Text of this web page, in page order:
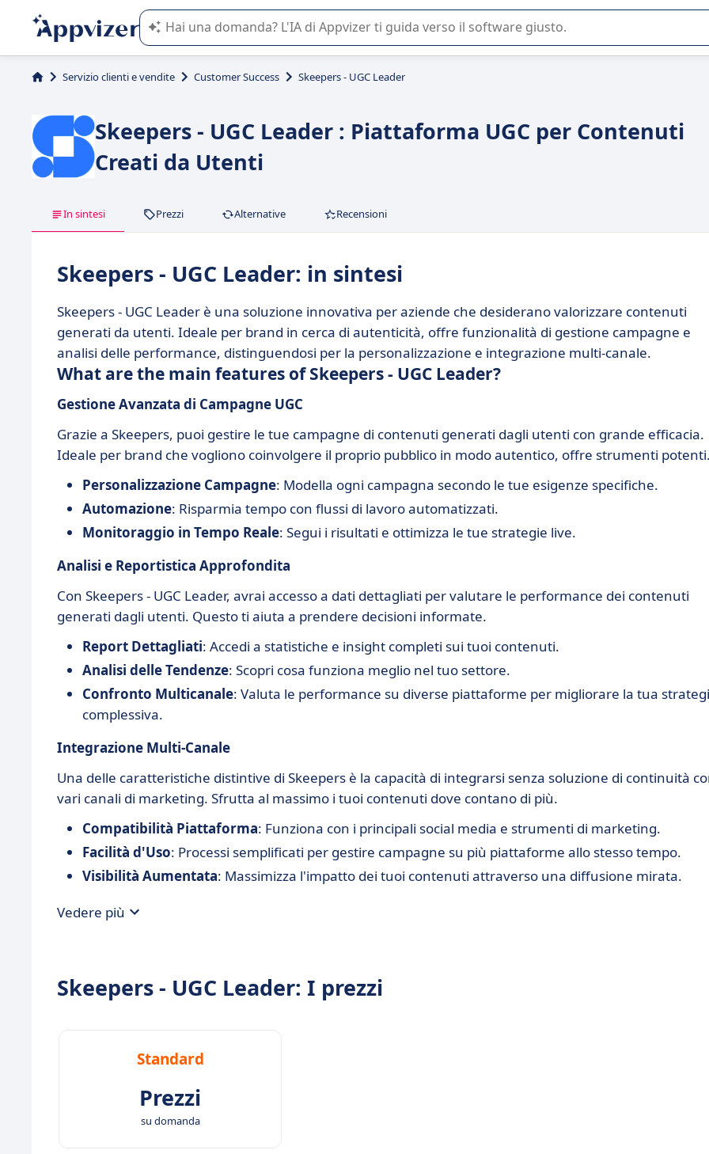
L'IA di Appvizer vi guida nell'utilizzo o nella scelta di un software SaaS per la vostra azienda.
Servizio clienti e vendite Customer Success Skeepers - UGC Leader
Skeepers - UGC Leader : Piattaforma UGC per Contenuti
Creati da Utenti
In sintesi Prezzi Alternative Recensioni
Skeepers - UGC Leader: in sintesi
Skeepers - UGC Leader è una soluzione innovativa per aziende che desiderano valorizzare contenuti
generati da utenti. Ideale per brand in cerca di autenticità, offre funzionalità di gestione campagne e
analisi delle performance, distinguendosi per la personalizzazione e integrazione multi-canale.
What are the main features of Skeepers - UGC Leader?
Gestione Avanzata di Campagne UGC
Grazie a Skeepers, puoi gestire le tue campagne di contenuti generati dagli utenti con grande efficacia.
Ideale per brand che vogliono coinvolgere il proprio pubblico in modo autentico, offre strumenti
Personalizzazione Campagne: Modella ogni campagna secondo le tue esigenze specifiche.
Automazione: Risparmia tempo con flussi di lavoro automatizzati.
Monitoraggio in Tempo Reale: Segui i risultati e ottimizza le tue strategie live.
Analisi e Reportistica Approfondita
Con Skeepers - UGC Leader, avrai accesso a dati dettagliati per valutare le performance dei contenuti
generati dagli utenti. Questo ti aiuta a prendere decisioni informate.
Report Dettagliati: Accedi a statistiche e insight completi sui tuoi contenuti.
Analisi delle Tendenze: Scopri cosa funziona meglio nel tuo settore.
Confronto Multicanale: Valuta le performance su diverse piattaforme per migliorare la tua
complessiva.
Integrazione Multi-Canale
Una delle caratteristiche distintive di Skeepers è la capacità di integrarsi senza soluzione di continuità
vari canali di marketing. Sfrutta al massimo i tuoi contenuti dove contano di più.
Compatibilità Piattaforma: Funziona con i principali social media e strumenti di marketing.
Facilità d'Uso: Processi semplificati per gestire campagne su più piattaforme allo stesso tempo.
Visibilità Aumentata: Massimizza l'impatto dei tuoi contenuti attraverso una diffusione mirata.
Vedere più
Skeepers - UGC Leader: I prezzi
Standard
Prezzi
su domanda